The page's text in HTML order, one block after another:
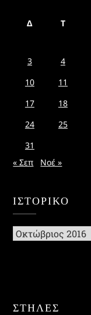
Δ Τ
3
4
10
11
17
18
24
25
31
« Σεπ
Νοέ »
ΙΣΤΟΡΙΚΌ
Ιστορικό
ΣΤΗΛΕΣ